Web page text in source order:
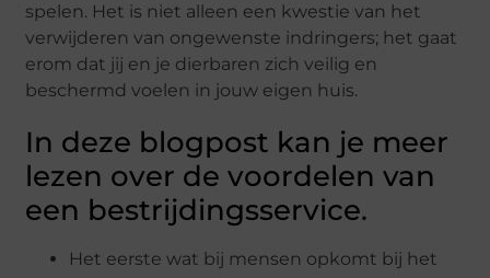
spelen. Het is niet alleen een kwestie van het
verwijderen van ongewenste indringers; het gaat
erom dat jij en je dierbaren zich veilig en
beschermd voelen in jouw eigen huis.
In deze blogpost kan je meer
lezen over de voordelen van
een bestrijdingsservice.
Het eerste wat bij mensen opkomt bij het